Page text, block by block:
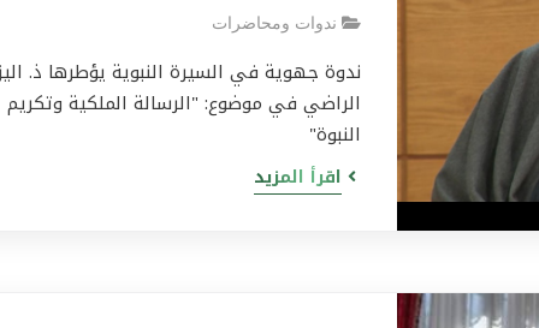
ندوات ومحاضرات
ندوة جهوية في السيرة النبوية يؤطرها ذ.
الراضي في موضوع: "الرسالة الملكية وتكريم
النبوة"
اقرأ المزيد